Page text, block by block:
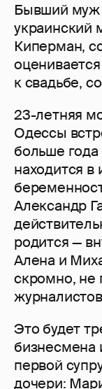
Бывший муж
украинский
Киперман,
к свадьбе,
23-летняя
Одессы
больше года
находится
Александр
родится —
Алена и
скромно, не
Это будет
бизнесмена
первой
дочери: